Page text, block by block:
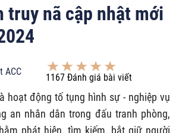
truy nã cập nhật mới
ACC
1167 Đánh giá bài viết
hoạt động tố tụng hình sự - nghiệp vụ
an nhân dân trong đấu tranh phòng,
phát hiện, tìm kiếm, bắt giữ người